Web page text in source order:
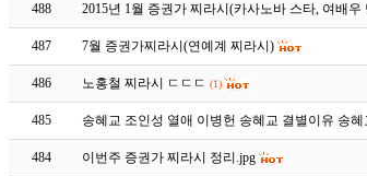
488 2015년 1월 증권가 찌라시(카사노바 스타, 여배우
487 7월 증권가찌라시(연예계 찌라시)
486 노홍철 찌라시 ㄷㄷㄷ (1)
485 송혜교 조인성 열애 이병헌 송혜교 결별이유 송
484 이번주 증권가 찌라시 정리.jpg